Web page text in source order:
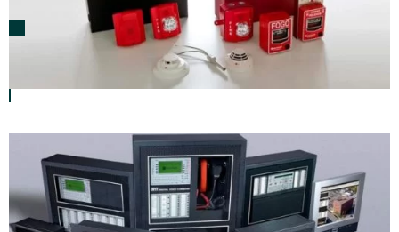
Sistemas de Detecção e Alarme de Incêndio
Convencionais